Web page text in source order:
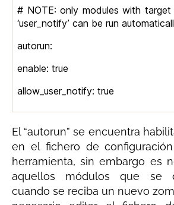
# NOTE: only modules with target
‘user_notify’ can be run
autorun:
enable: true
allow_user_notify: true
El “autorun” se encuentra
en el fichero de
herramienta, sin embargo es
aquellos módulos que se
cuando se reciba un nuevo